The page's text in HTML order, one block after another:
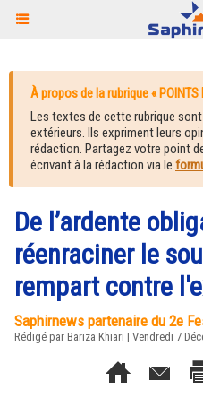
À propos de la rubrique « POINTS
Les textes de cette rubrique
extérieurs. Ils expriment leurs
rédaction. Partagez votre point
écrivant à la rédaction via le
De l’ardente
réenraciner le
rempart contre
Saphirnews partenaire du 2e
Rédigé par Bariza Khiari | Vendredi 7